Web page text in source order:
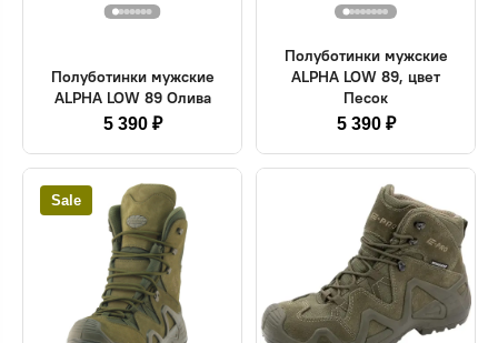
Полуботинки мужские
ALPHA LOW 89 Олива
5 390 ₽
Полуботинки мужские
ALPHA LOW 89, цвет
Песок
5 390 ₽
Sale